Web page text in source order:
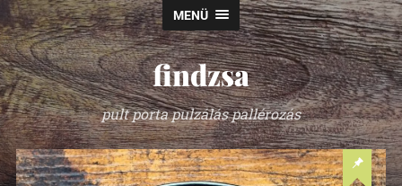
MENÜ
findzsa
pult porta pulzálás pallérozás